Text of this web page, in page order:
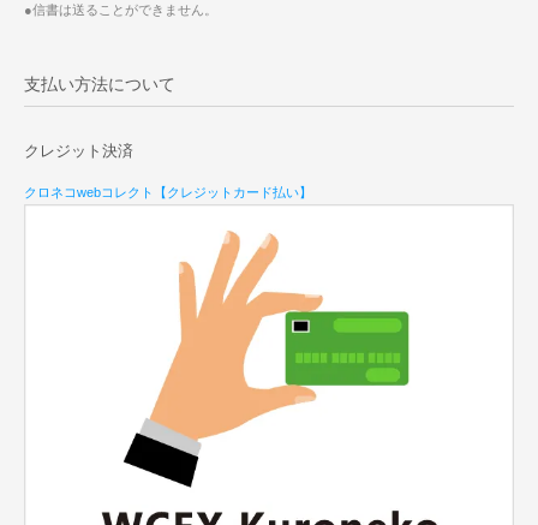
●信書は送ることができません。
支払い方法について
クレジット決済
クロネコwebコレクト【クレジットカード払い】